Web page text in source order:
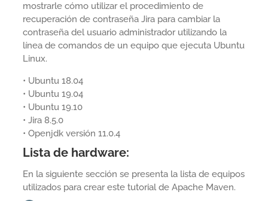
mostrarle cómo utilizar el procedimiento de
recuperación de contraseña Jira para cambiar la
contraseña del usuario administrador utilizando la
línea de comandos de un equipo que ejecuta Ubuntu
Linux.
• Ubuntu 18.04
• Ubuntu 19.04
• Ubuntu 19.10
• Jira 8.5.0
• Openjdk versión 11.0.4
Lista de hardware:
En la siguiente sección se presenta la lista de equipos
utilizados para crear este tutorial de Apache Maven.